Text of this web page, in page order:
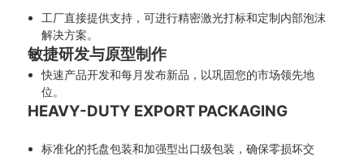
工厂直接提供支持，可进行精密激光打标和定制内部泡沫
解决方案。
敏捷研发与原型制作
快速产品开发和每月发布新品，以巩固您的市场领先地
位。
HEAVY-DUTY EXPORT PACKAGING
标准化的托盘包装和加强型出口级包装，确保零损坏交